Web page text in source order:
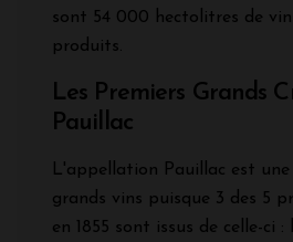
sont 54 000 hectolitres de
produits.
Les Premiers Grands
Pauillac
L'appellation Pauillac est
grands vins puisque 3 des 5
en 1855 sont issus de celle-ci